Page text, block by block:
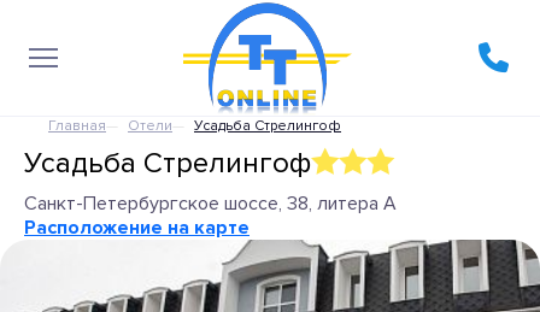
Главная Отели Усадьба Стрелингоф
Усадьба Стрелингоф
Санкт-Петербургское шоссе, 38, литера А
Расположение на карте